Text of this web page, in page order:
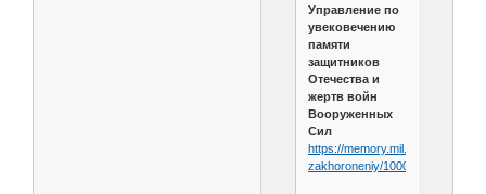
Управление по
увековечению
памяти
защитников
Отечества и
жертв войн
Вооруженных
Сил
https://memory.mil.by/poisk-
zakhoroneniy/1000078/